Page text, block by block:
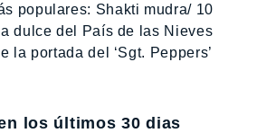
populares: Shakti mudra/ 10
dulce del País de las Nieves
la portada del ‘Sgt. Peppers’
los últimos 30 dias